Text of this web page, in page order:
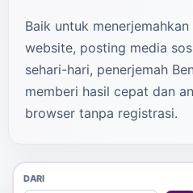
Baik untuk
website, posting media
sehari-hari, penerjemah
memberi hasil cepat dan
browser tanpa registrasi.
DARI